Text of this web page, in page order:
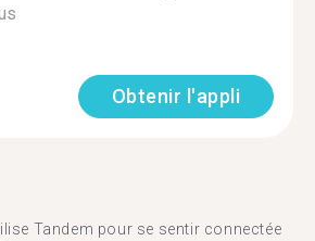
Obtenir l'appli
Tandem pour se sentir connectée